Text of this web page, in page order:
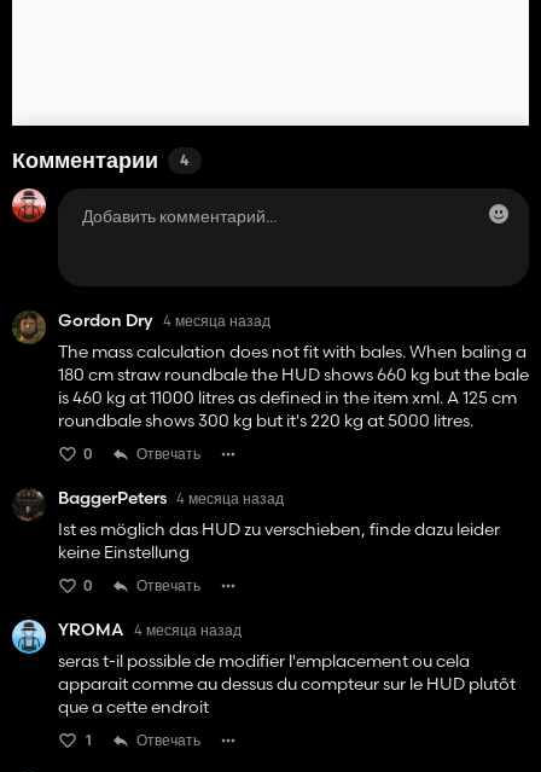
Комментарии 4
Gordon Dry 4 месяца назад
The mass calculation does not fit with bales. When baling a
180 cm straw roundbale the HUD shows 660 kg but the bale
is 460 kg at 11000 litres as defined in the item xml. A 125 cm
roundbale shows 300 kg but it's 220 kg at 5000 litres.
0 Отвечать
BaggerPeters 4 месяца назад
Ist es möglich das HUD zu verschieben, finde dazu leider
keine Einstellung
0 Отвечать
YROMA 4 месяца назад
seras t-il possible de modifier l'emplacement ou cela
apparait comme au dessus du compteur sur le HUD plutôt
que a cette endroit
1 Отвечать